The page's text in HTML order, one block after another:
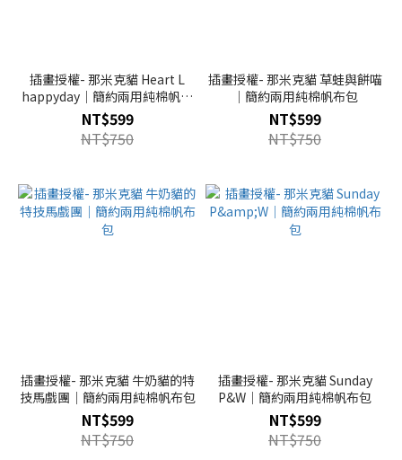
插畫授權- 那米克貓 Heart L
happyday｜簡約兩用純棉帆布
包
NT$599
NT$750
插畫授權- 那米克貓 草蛙與餅喵
｜簡約兩用純棉帆布包
NT$599
NT$750
插畫授權- 那米克貓 牛奶貓的特
技馬戲團｜簡約兩用純棉帆布包
NT$599
NT$750
插畫授權- 那米克貓 Sunday
P&W｜簡約兩用純棉帆布包
NT$599
NT$750